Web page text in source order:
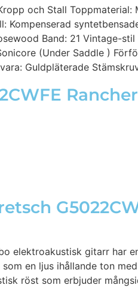
och Stall
Kompenserad
Band: 21 Vintage-
(Under Saddle )
Guldpläterade
elektroakustisk gitarr
en ljus ihållande ton
röst som erbjuder